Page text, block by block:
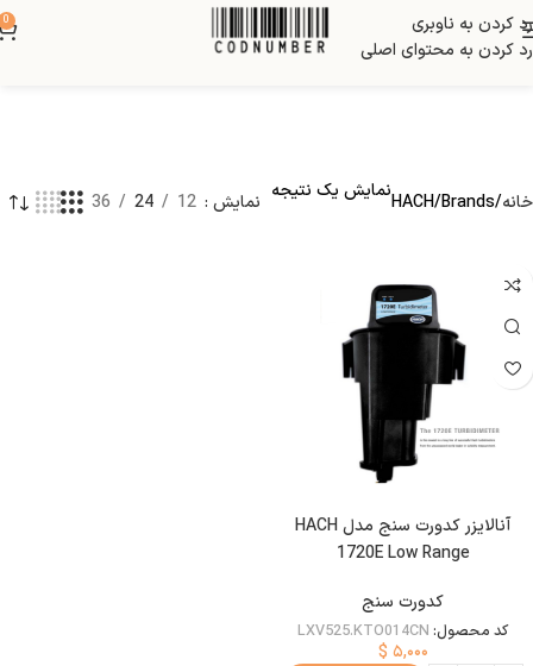
رد کردن به ناوبری
رد کردن به محتوای اصلی
0
خانه Brands
HACHنمایش یک نتیجه نمایش 12
24
36
آنالایزر کدورت سنج مدل HACH
1720E Low Range
کدورت سنج
کد محصول: LXV525.KTO014CN
$ ۵,۰۰۰